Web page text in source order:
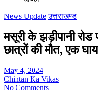
News Update उत्तराखण्ड
मसूरी के झड़ीपानी
छात्रों की मौत, एक
May 4, 2024
Chintan Ka Vikas
No Comments